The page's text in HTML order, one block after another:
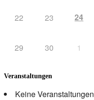
22 23 24
29 30 1
Veranstaltungen
Keine Veranstaltungen